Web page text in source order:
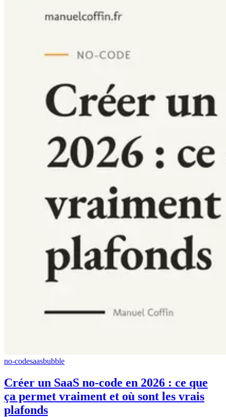
no-codesaasbubble
Créer un SaaS no-code en 2026 : ce que
ça permet vraiment et où sont les vrais
plafonds